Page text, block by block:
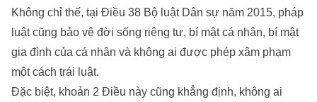
Không chỉ thế, tại Điều 38 Bộ luật Dân sự năm 2015, pháp
luật cũng bảo vệ đời sống riêng tư, bí mật cá nhân, bí mật
gia đình của cá nhân và không ai được phép xâm phạm
một cách trái luật.
Đặc biệt, khoản 2 Điều này cũng khẳng định, không ai